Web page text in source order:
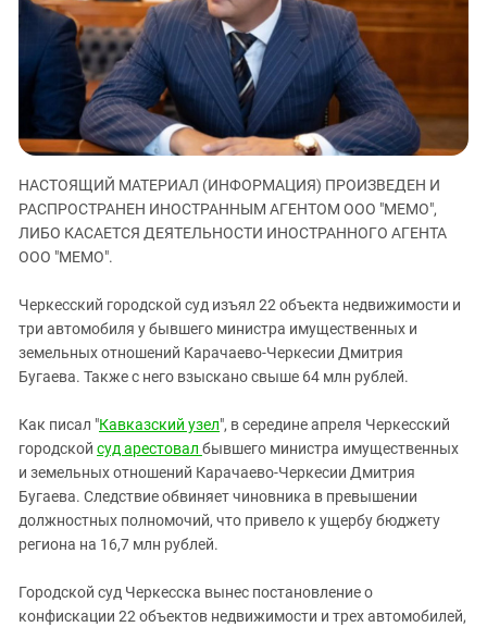
ЗАСТАВЛЯЕТ
КАВКАЗ ЗА ПАЛЕСТИНУ
ИНАКОМЫСЛИЕ В ЧЕЧНЕ
ПРЕСЛЕДОВАНИЕ АКТИВИСТОВ
МОБИЛИЗАЦИЯ И ПРОТЕСТЫ
Дагестан
Ингушетия
Кабардино-Балкария
Калмыкия
Карачаево-Черкесия
Краснодарский край
Российская Федерация
Северная Осетия - Алания
СКФО
Ставропольский край
Чечня
Южная Осетия
Южный Кавказ
ЮФО
НАСТОЯЩИЙ МАТЕРИАЛ (ИНФОРМАЦИЯ) ПРОИЗВЕДЕН И
РАСПРОСТРАНЕН ИНОСТРАННЫМ АГЕНТОМ ООО "МЕМО",
ЛИБО КАСАЕТСЯ ДЕЯТЕЛЬНОСТИ ИНОСТРАННОГО АГЕНТА
ООО "МЕМО".
Черкесский городской суд изъял 22 объекта недвижимости и
три автомобиля у бывшего министра имущественных и
земельных отношений Карачаево-Черкесии Дмитрия
Бугаева. Также с него взыcкано свыше 64 млн рублей.
Как писал "Кавказский узел", в середине апреля Черкесский
городской суд арестовал бывшего министра имущественных
и земельных отношений Карачаево-Черкесии Дмитрия
Бугаева. Следствие обвиняет чиновника в превышении
должностных полномочий, что привело к ущербу бюджету
региона на 16,7 млн рублей.
Городской суд Черкесска вынес постановление о
конфискации 22 объектов недвижимости и трех автомобилей,